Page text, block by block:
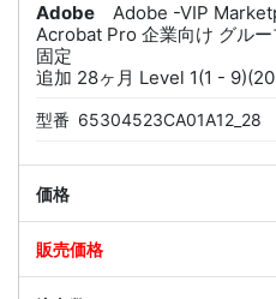
Adobe
Adobe -VIP
Acrobat Pro 企業向け グル
固定
追加 28ヶ月 Level 1(1 -
型番 65304523CA01A12_28